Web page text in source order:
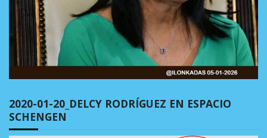
2020-01-20_DELCY RODRÍGUEZ EN ESPACIO
SCHENGEN